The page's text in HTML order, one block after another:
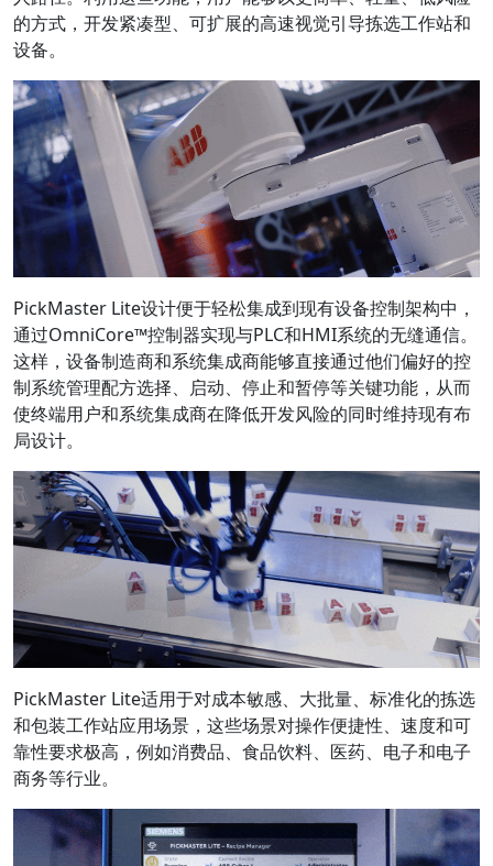
的方式，开发紧凑型、可扩展的高速视觉引导拣选工作站和
设备。
PickMaster Lite设计便于轻松集成到现有设备控制架构中，
通过OmniCore™控制器实现与PLC和HMI系统的无缝通信。
这样，设备制造商和系统集成商能够直接通过他们偏好的控
制系统管理配方选择、启动、停止和暂停等关键功能，从而
使终端用户和系统集成商在降低开发风险的同时维持现有布
局设计。
PickMaster Lite适用于对成本敏感、大批量、标准化的拣选
和包装工作站应用场景，这些场景对操作便捷性、速度和可
靠性要求极高，例如消费品、食品饮料、医药、电子和电子
商务等行业。